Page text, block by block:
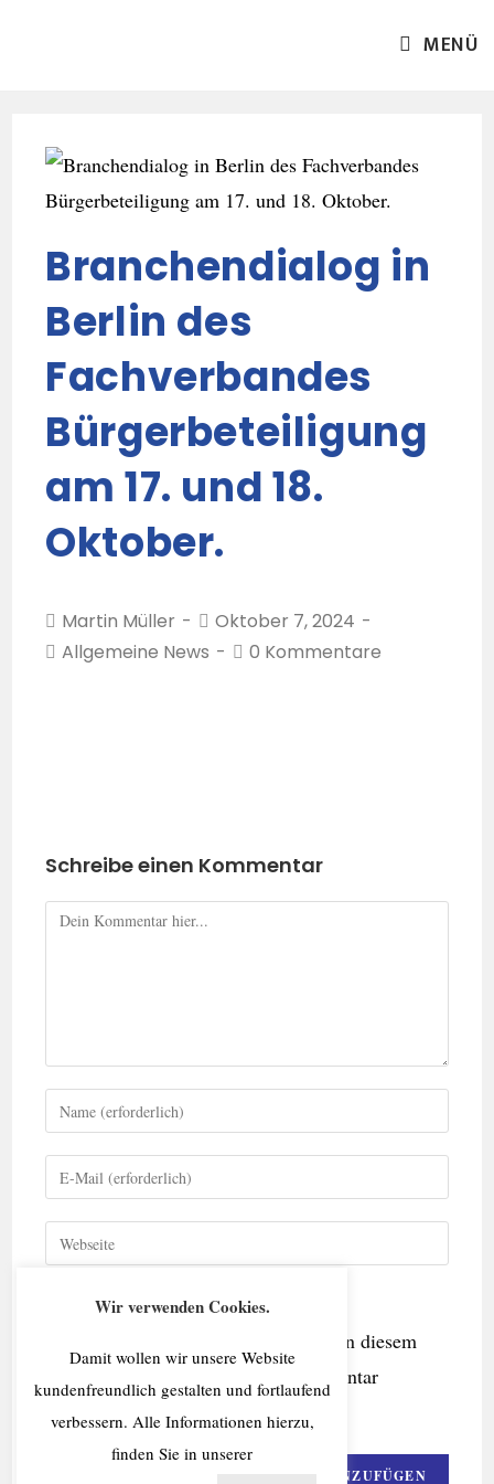
MENÜ
Branchendialog in
Berlin des
Fachverbandes
Bürgerbeteiligung
am 17. und 18.
Oktober.
Martin Müller
Oktober 7, 2024
Allgemeine News
0 Kommentare
Schreibe einen Kommentar
Name, E-Mail-Adresse und Website in diesem
Browser für meinen nächsten Kommentar
speichern.
Wir verwenden Cookies.
Damit wollen wir unsere Website
kundenfreundlich gestalten und fortlaufend
verbessern. Alle Informationen hierzu,
finden Sie in unserer